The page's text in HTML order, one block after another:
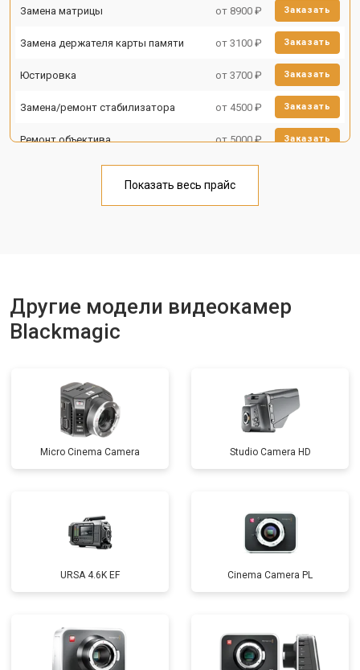
Замена матрицы от 8900 ₽ Заказать
Замена держателя карты памяти от 3100 ₽ Заказать
Юстировка от 3700 ₽ Заказать
Замена/ремонт стабилизатора от 4500 ₽ Заказать
Ремонт объектива от 5000 ₽ Заказать
Показать весь прайс
Другие модели видеокамер
Blackmagic
Micro Cinema Camera Studio Camera HD
URSA 4.6K EF Cinema Camera PL